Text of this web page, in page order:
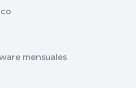
mensuales